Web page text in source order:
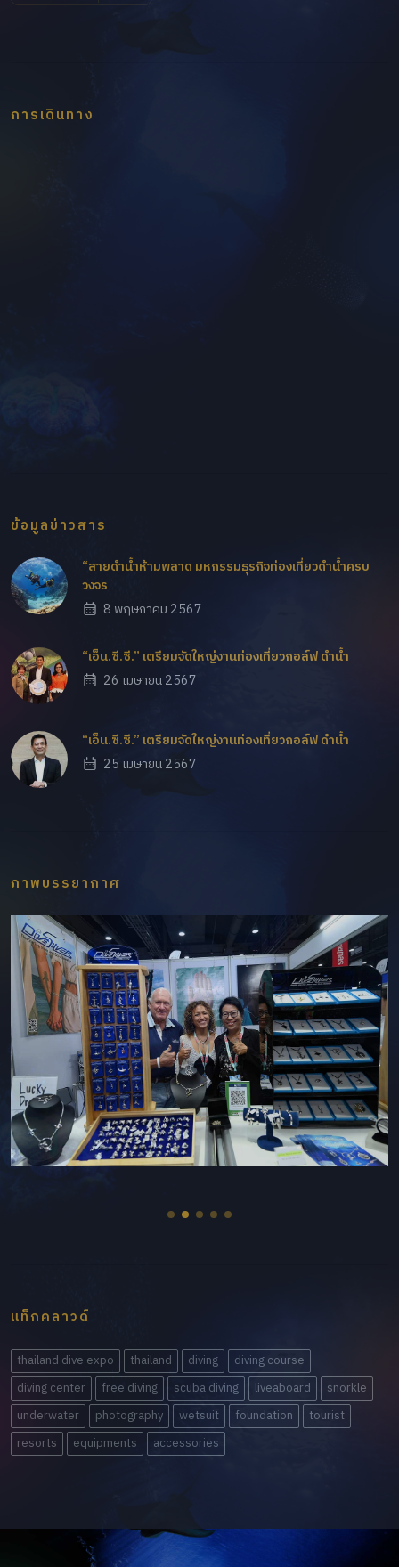
การเดินทาง
ข้อมูลข่าวสาร
“สายดำน้ำห้ามพลาด มหกรรมธุรกิจท่องเที่ยวดำน้ำครบ
วงจร
8 พฤษภาคม 2567
“เอ็น.ซี.ซี.” เตรียมจัดใหญ่งานท่องเที่ยวกอล์ฟ ดำน้ำ
26 เมษายน 2567
“เอ็น.ซี.ซี.” เตรียมจัดใหญ่งานท่องเที่ยวกอล์ฟ ดำน้ำ
25 เมษายน 2567
ภาพบรรยากาศ
แท็กคลาวด์
thailand dive expo thailand diving
diving course
diving center
free diving scuba diving liveaboard
snorkle
underwater
photography wetsuit foundation
tourist
resorts
equipments accessories